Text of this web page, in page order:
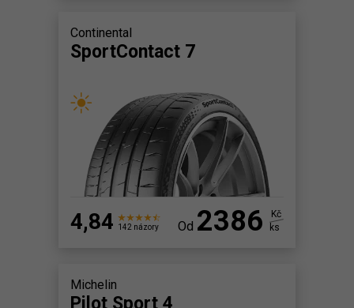
Continental
SportContact 7
4,84 142 názory Od 2386
Kč
ks
Michelin
Pilot Sport 4